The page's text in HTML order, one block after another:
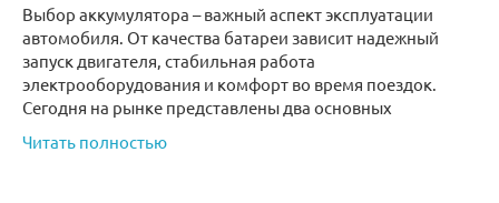
Выбор аккумулятора – важный аспект эксплуатации
автомобиля. От качества батареи зависит надежный
запуск двигателя, стабильная работа
электрооборудования и комфорт во время поездок.
Сегодня на рынке представлены два основных
Читать полностью